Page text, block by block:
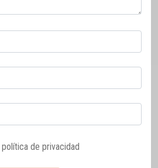
política de privacidad